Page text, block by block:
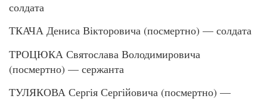
солдата
ТКАЧА Дениса Вікторовича (посмертно) — солдата
ТРОЦЮКА Святослава Володимировича
(посмертно) — сержанта
ТУЛЯКОВА Сергія Сергійовича (посмертно) —